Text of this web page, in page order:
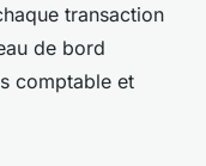
transaction
de bord
comptable et